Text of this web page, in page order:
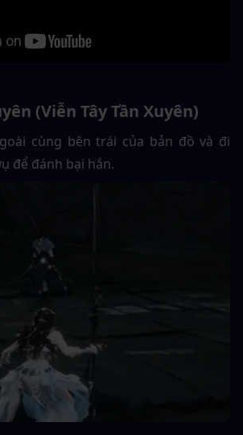
(Viễn Tây Tần Xuyên)
cùng bên trái của bản đồ và đi
để đánh bại hắn.